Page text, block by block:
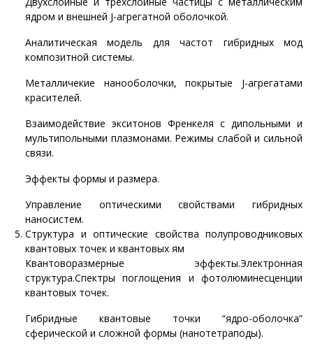
ядром и внешней J-агрегатной оболочкой.
Аналитическая модель для частот гибридных мод
композитной системы.
Металличекие нанооболочки, покрытые J-агрегатами
красителей.
Взаимодействие экситонов Френкеля с дипольными и
мультипольными плазмонами. Режимы слабой и сильной
связи.
Эффекты формы и размера.
Управление оптическими свойствами гибридных
наносистем.
Структура и оптические свойства полупроводниковых
квантовых точек и квантовых ям
Квантоворазмерные эффекты.Электронная
структура.Спектры поглощения и фотолюминесценции
квантовых точек.
Гибридные квантовые точки “ядро-оболочка”
сферической и сложной формы (нанотетраподы).